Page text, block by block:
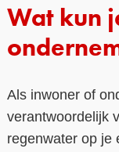
Wat kun
Als inwoner of
verantwoordelijk
regenwater op je